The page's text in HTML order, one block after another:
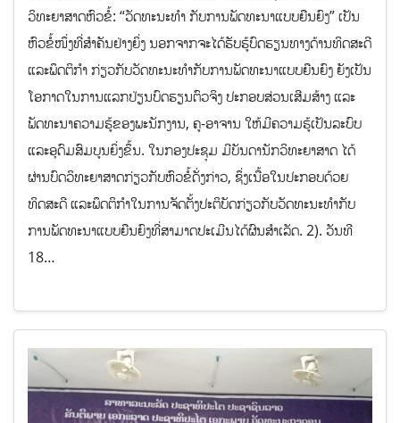
ວິທະຍາສາດຫົວຂໍ້: “ວັດທະນະທຳ ກັບການພັດທະນາແບບຍືນຍົງ” ເປັນ
ຫົວຂໍ້ໜຶ່ງທີ່ສຳຄັນຢ່າງຍິ່ງ ນອກຈາກຈະໄດ້ຮັບຮູ້ບົດຮຽນທາງດ້ານທິດສະດີ
ແລະພຶດຕິກຳ ກ່ຽວກັບວັດທະນະທຳກັບການພັດທະນາແບບຍືນຍົງ ຍັງເປັນ
ໂອກາດໃນການແລກປ່ຽນບົດຮຽນຕົວຈິງ ປະກອບສ່ວນເສີມສ້າງ ແລະ
ພັດທະນາຄວາມຮູ້ຂອງພະນັກງານ, ຄູ-ອາຈານ ໃຫ້ມີຄວາມຮູ້ເປັນລະບົບ
ແລະອຸດົມສົມບູນຍິ່ງຂຶ້ນ. ໃນກອງປະຊຸມ ມີບັນດານັກວິທະຍາສາດ ໄດ້
ຜ່ານບົດວິທະຍາສາດກ່ຽວກັບຫົວຂໍ້ດັ່ງກ່າວ, ຊຶ່ງເນື້ອໃນປະກອບດ້ວຍ
ທິດສະດີ ແລະພຶດຕິກຳໃນການຈັດຕັ້ງປະຕິບັດກ່ຽວກັບວັດທະນະທຳກັບ
ການພັດທະນາແບບຍືນຍົງທີ່ສາມາດປະເມີນໄດ້ຜົນສຳເລັດ. 2). ວັນທີ
18…